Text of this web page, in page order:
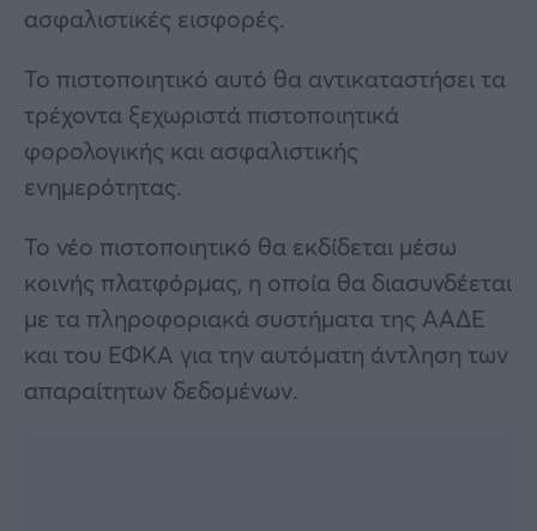
ασφαλιστικές εισφορές.
Το πιστοποιητικό αυτό θα αντικαταστήσει τα
τρέχοντα ξεχωριστά πιστοποιητικά
φορολογικής και ασφαλιστικής
ενημερότητας.
Το νέο πιστοποιητικό θα εκδίδεται μέσω
κοινής πλατφόρμας, η οποία θα διασυνδέεται
με τα πληροφοριακά συστήματα της ΑΑΔΕ
και του ΕΦΚΑ για την αυτόματη άντληση των
απαραίτητων δεδομένων.